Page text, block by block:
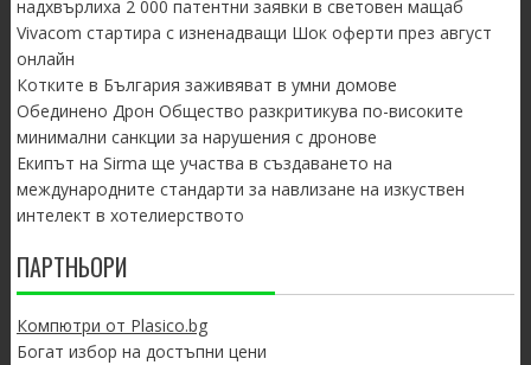
надхвърлиха 2 000 патентни заявки в световен мащаб
Vivacom стартира с изненадващи Шок оферти през август
онлайн
Котките в България заживяват в умни домове
Обединено Дрон Общество разкритикува по-високите
минимални санкции за нарушения с дронове
Екипът на Sirma ще участва в създаването на
международните стандарти за навлизане на изкуствен
интелект в хотелиерството
ПАРТНЬОРИ
Компютри от Plasico.bg
Богат избор на достъпни цени